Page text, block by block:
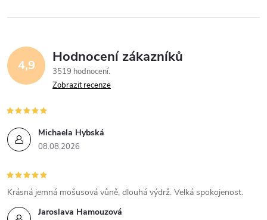
4,9 Hodnocení zákazníků
3519 hodnocení
Zobrazit recenze
Michaela Hybská
08.08.2026
Jaroslava Hamouzová
Krásná jemná mošusová vůně, dlouhá výdrž. Velká spokojenost.